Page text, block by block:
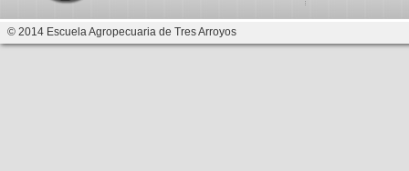
© 2014 Escuela Agropecuaria de Tres Arroyos